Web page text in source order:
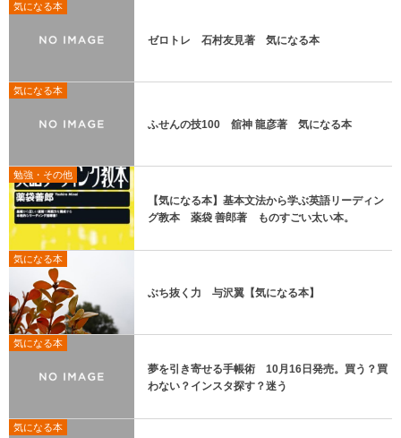
気になる本
ゼロトレ 石村友見著 気になる本
気になる本
ふせんの技100 舘神 龍彦著 気になる本
勉強・その他
【気になる本】基本文法から学ぶ英語リーディン
グ教本 薬袋 善郎著 ものすごい太い本。
気になる本
ぶち抜く力 与沢翼【気になる本】
気になる本
夢を引き寄せる手帳術 10月16日発売。買う？買
わない？インスタ探す？迷う
気になる本